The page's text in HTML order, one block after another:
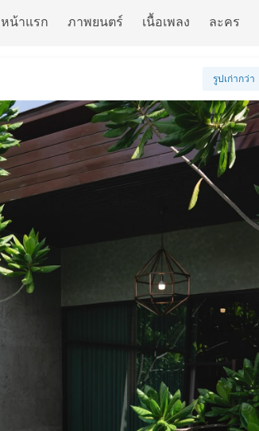
หน้าแรก ภาพยนตร์ เนื้อเพลง ละคร
รูปเก่ากว่า